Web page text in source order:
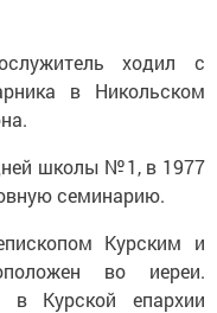
ходил с
в Никольском
школы №1, в 1977
семинарию.
Курским и
во иереи.
в Курской епархии